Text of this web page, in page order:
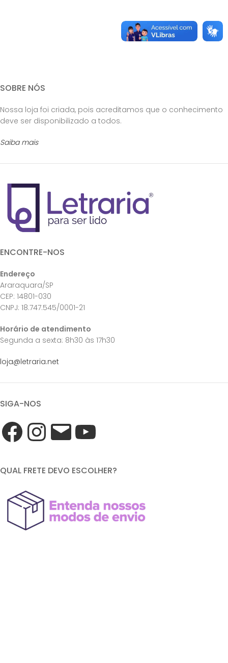
SOBRE NÓS
Nossa loja foi criada, pois acreditamos que o conhecimento
deve ser disponibilizado a todos.
Saiba mais
ENCONTRE-NOS
Endereço
Araraquara/SP
CEP: 14801-030
CNPJ: 18.747.545/0001-21
Horário de atendimento
Segunda a sexta: 8h30 às 17h30
loja@letraria.net
SIGA-NOS
QUAL FRETE DEVO ESCOLHER?